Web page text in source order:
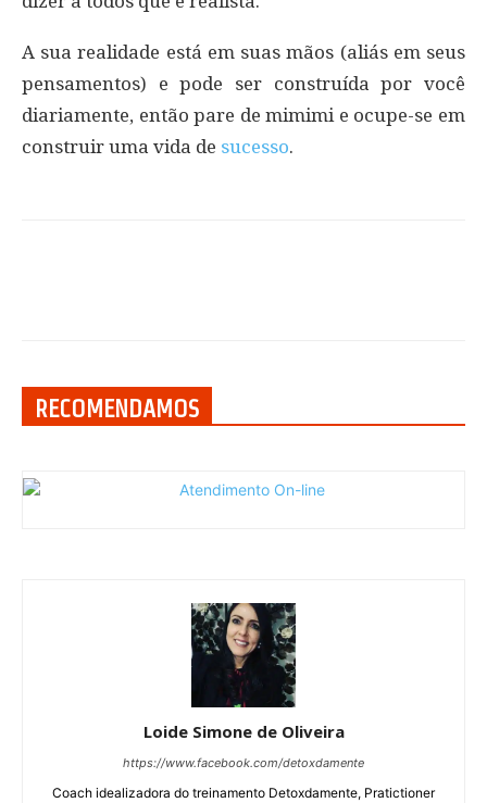
A sua realidade está em suas mãos (aliás em seus
pensamentos) e pode ser construída por você
diariamente, então pare de mimimi e ocupe-se em
construir uma vida de sucesso.
RECOMENDAMOS
Loide Simone de Oliveira
https://www.facebook.com/detoxdamente
Coach idealizadora do treinamento Detoxdamente, Pratictioner